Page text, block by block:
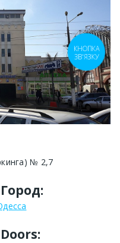
№ 2,7
Город:
Doors:
КНОПКА
ЗВ'ЯЗКУ